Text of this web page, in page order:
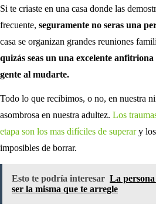
Si te criaste en una casa donde las
frecuente, seguramente no seras una
casa se organizan grandes reuniones
quizás seas un una excelente anfitriona
gente al mudarte.
Todo lo que recibimos, o no, en nuestra
asombrosa en nuestra adultez. Los
etapa son los mas difíciles de superary los
imposibles de borrar.
Esto te podría interesar La
ser la misma que te arregle